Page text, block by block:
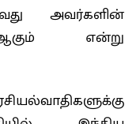
அவர்களின்
ஆகும் என்று